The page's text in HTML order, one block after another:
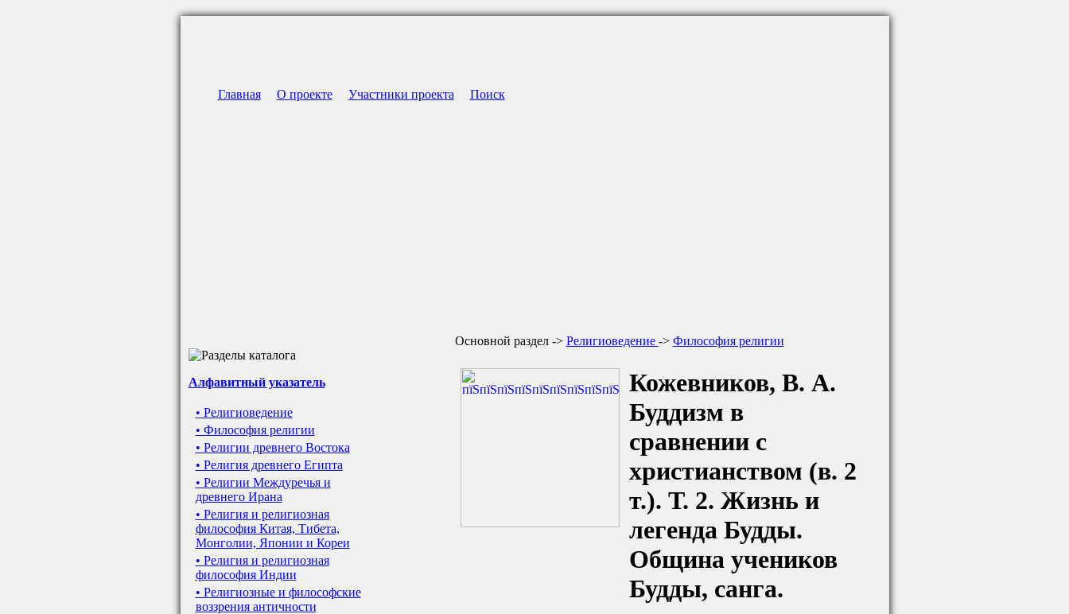
Главная О проекте Участники проекта Поиск
Алфавитный указатель
• Религиоведение
• Философия религии
• Религии древнего Востока
• Религия древнего Египта
• Религии Междуречья и
древнего Ирана
• Религия и религиозная
философия Китая, Тибета,
Монголии, Японии и Кореи
• Религия и религиозная
философия Индии
• Религиозные и философские
воззрения античности
Основной раздел -> Религиоведение -> Философия религии
Кожевников, В. А.
Буддизм в
сравнении с
христианством (в. 2
т.). Т. 2. Жизнь и
легенда Будды.
Община учеников
Будды, санга.